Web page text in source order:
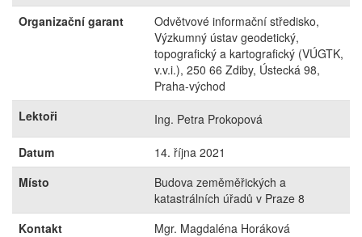
Organizační garant
Odvětvové informační středisko,
Výzkumný ústav geodetický,
topografický a kartografický (VÚGTK,
v.v.i.), 250 66 Zdiby, Ústecká 98,
Praha-východ
Lektoři
Ing. Petra Prokopová
Datum
14. října 2021
Místo
Budova zeměměřických a
katastrálních úřadů v Praze 8
Kontakt
Mgr. Magdaléna Horáková